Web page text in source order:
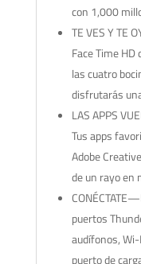
con 1,000
TE VES Y TE
Face Time
las cuatro
disfrutarás
LAS APPS
Tus apps
Adobe
de un rayo en
puertos
audífonos,
puerto de